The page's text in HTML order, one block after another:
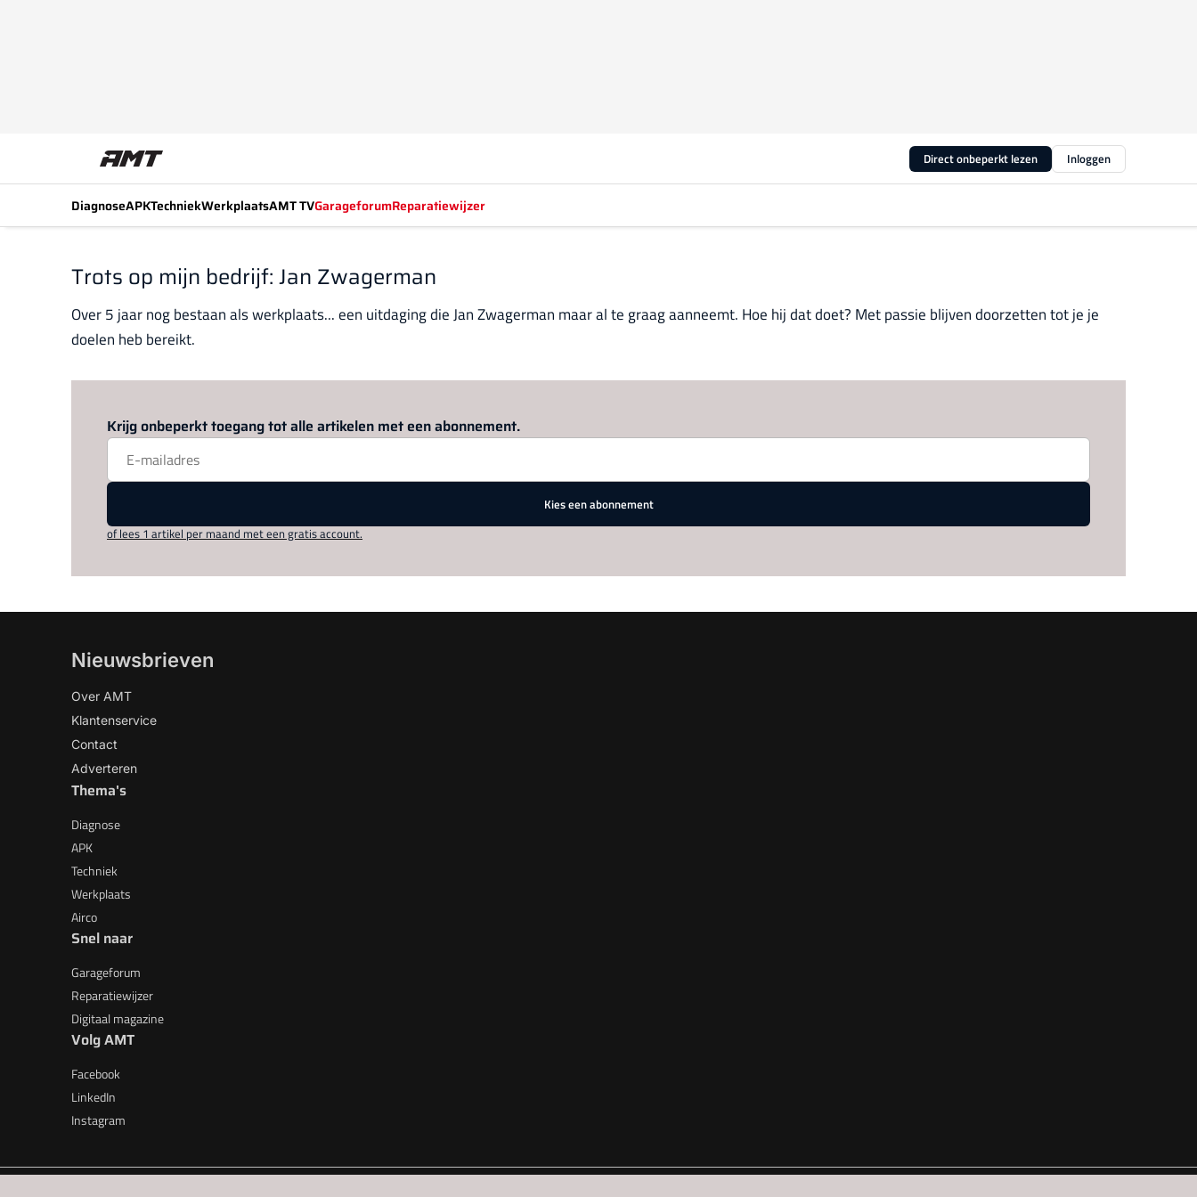
Direct onbeperkt lezen Inloggen
DiagnoseAPKTechniekWerkplaatsAMT TVGarageforumReparatiewijzer
Trots op mijn bedrijf: Jan Zwagerman
Over 5 jaar nog bestaan als werkplaats... een uitdaging die Jan Zwagerman maar al te graag aanneemt. Hoe hij dat doet? Met passie blijven doorzetten tot je je
doelen heb bereikt.
Krijg onbeperkt toegang tot alle artikelen met een abonnement.
Kies een abonnement
of lees 1 artikel per maand met een gratis account.
Nieuwsbrieven
Over AMT
Klantenservice
Contact
Adverteren
Thema's
Diagnose
APK
Techniek
Werkplaats
Airco
Snel naar
Garageforum
Reparatiewijzer
Digitaal magazine
Volg AMT
Facebook
LinkedIn
Instagram